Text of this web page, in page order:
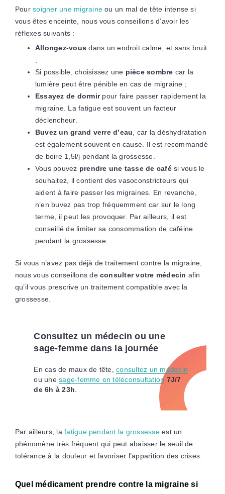
Poursoigner une migraine ou un mal de tête intense si
vous êtes enceinte, nous vous conseillons d’avoir les
réflexes suivants :
Allongez-vous dans un endroit calme, et sans bruit
;
Si possible, choisissez une pièce sombre car la
lumière peut être pénible en cas de migraine ;
Essayez de dormirpour faire passer rapidement la
migraine. La fatigue est souvent un facteur
déclencheur.
Buvez un grand verre d’eau , car la déshydratation
est également souvent en cause. Il est recommandé
de boire 1,5l/j pendant la grossesse.
Vous pouvez prendre une tasse de cafési vous le
souhaitez, il contient des vasoconstricteurs qui
aident à faire passer les migraines. En revanche,
n’en buvez pas trop fréquemment car sur le long
terme, il peut les provoquer. Par ailleurs, il est
conseillé de limiter sa consommation de caféine
pendant la grossesse.
Si vous n’avez pas déjà de traitement contre la migraine,
nous vous conseillons de consulter votre médecin afin
qu’il vous prescrive un traitement compatible avec la
grossesse.
Consultez un médecin ou une
sage-femme dans la journée
En cas de maux de tête,consultez un médecin
ou unesage-femme en téléconsultation 7J/7
de 6h à 23h
Par ailleurs, lafatigue pendant la grossesseest un
phénomène très fréquent qui peut abaisser le seuil de
tolérance à la douleur et favoriser l’apparition des crises.
Quel médicament prendre contre la migraine si